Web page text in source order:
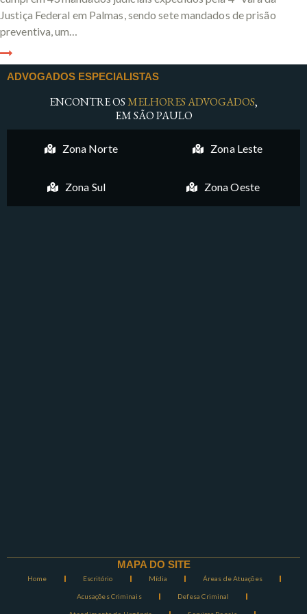
Justiça Federal em Palmas, sendo sete mandados de prisão
preventiva, um…
ADVOGADOS ESPECIALISTAS
ENCONTRE OSMELHORES ADVOGADOS,
EM SÃO PAULO
Zona Norte Zona Leste
Zona Sul Zona Oeste
MAPA DO SITE
Home Escritório Mídia Áreas de Atuações
Acusações Criminais Defesa Criminal